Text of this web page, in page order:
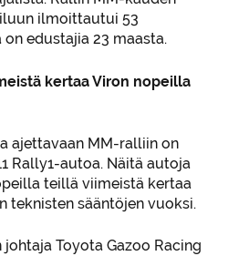
ilmoittautui 53
edustajia 23 maasta.
kertaa Viron nopeilla
ajettavaan MM-ralliin on
Rally1-autoa. Näitä autoja
teillä viimeistä kertaa
teknisten sääntöjen vuoksi.
Toyota Gazoo Racing